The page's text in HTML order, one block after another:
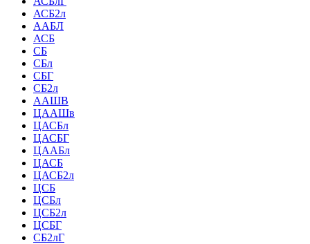
АСБ2л
ААБЛ
АСБ
СБ
СБл
СБГ
СБ2л
ААШВ
ЦААШв
ЦАСБл
ЦАСБГ
ЦААБл
ЦАСБ
ЦАСБ2л
ЦСБ
ЦСБл
ЦСБ2л
ЦСБГ
СБ2лГ